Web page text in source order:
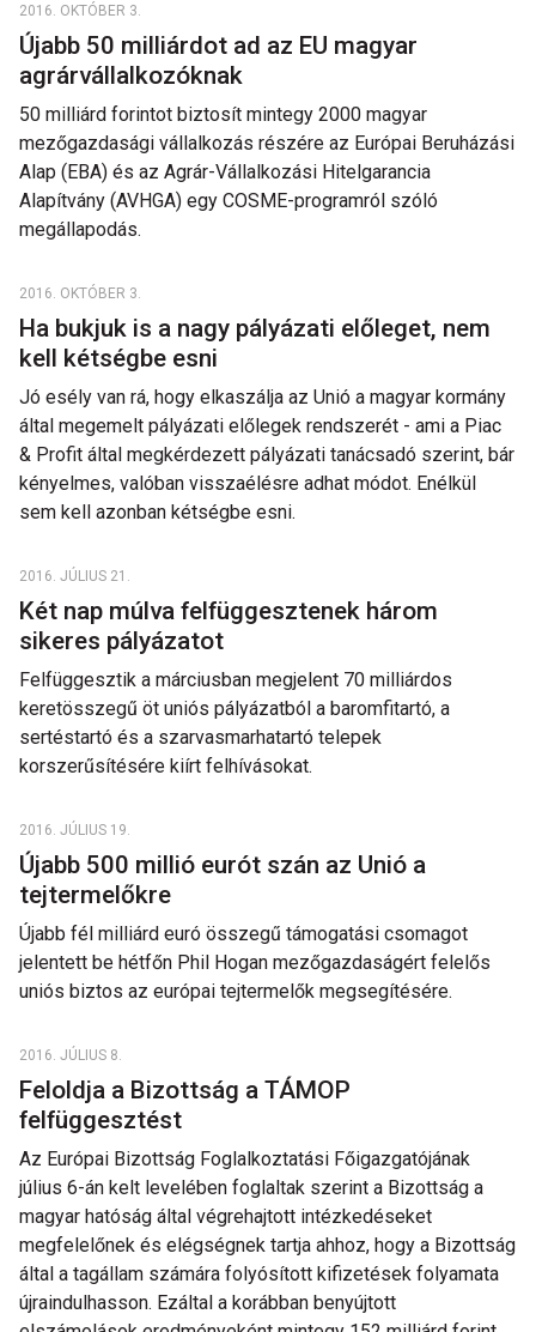
2016. OKTÓBER 3.
Újabb 50 milliárdot ad az EU magyar
agrárvállalkozóknak
50 milliárd forintot biztosít mintegy 2000 magyar
mezőgazdasági vállalkozás részére az Európai Beruházási
Alap (EBA) és az Agrár-Vállalkozási Hitelgarancia
Alapítvány (AVHGA) egy COSME-programról szóló
megállapodás.
2016. OKTÓBER 3.
Ha bukjuk is a nagy pályázati előleget, nem
kell kétségbe esni
Jó esély van rá, hogy elkaszálja az Unió a magyar kormány
által megemelt pályázati előlegek rendszerét - ami a Piac
& Profit által megkérdezett pályázati tanácsadó szerint, bár
kényelmes, valóban visszaélésre adhat módot. Enélkül
sem kell azonban kétségbe esni.
2016. JÚLIUS 21.
Két nap múlva felfüggesztenek három
sikeres pályázatot
Felfüggesztik a márciusban megjelent 70 milliárdos
keretösszegű öt uniós pályázatból a baromfitartó, a
sertéstartó és a szarvasmarhatartó telepek
korszerűsítésére kiírt felhívásokat.
2016. JÚLIUS 19.
Újabb 500 millió eurót szán az Unió a
tejtermelőkre
Újabb fél milliárd euró összegű támogatási csomagot
jelentett be hétfőn Phil Hogan mezőgazdaságért felelős
uniós biztos az európai tejtermelők megsegítésére.
2016. JÚLIUS 8.
Feloldja a Bizottság a TÁMOP
felfüggesztést
Az Európai Bizottság Foglalkoztatási Főigazgatójának
július 6-án kelt levelében foglaltak szerint a Bizottság a
magyar hatóság által végrehajtott intézkedéseket
megfelelőnek és elégségnek tartja ahhoz, hogy a Bizottság
által a tagállam számára folyósított kifizetések folyamata
újraindulhasson. Ezáltal a korábban benyújtott